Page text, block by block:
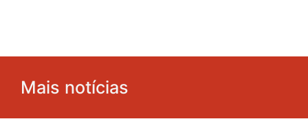
Mais notícias